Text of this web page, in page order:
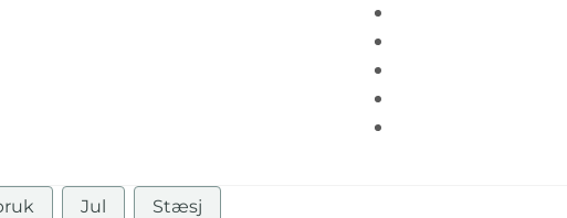
Jul Stæsj